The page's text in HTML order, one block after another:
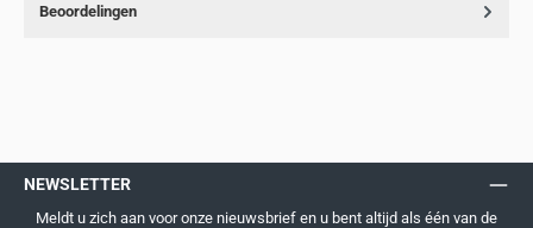
Beoordelingen
NEWSLETTER
Meldt u zich aan voor onze nieuwsbrief en u bent altijd als één van de